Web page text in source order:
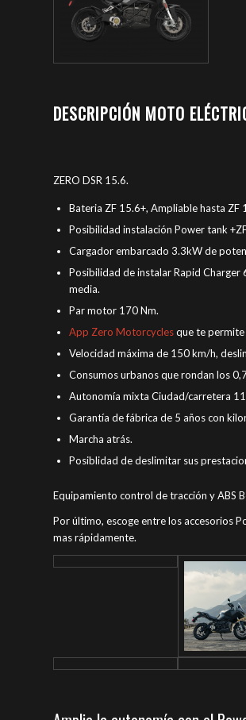
DESCRIPCIÓN MOTO
ZERO DSR 15.6.
Bateria ZF 15.6+, Ampliable hasta ZF
Posibilidad instalación Power tank
Cargador embarcado 3.3kW de
Posibilidad de instalar Rapid
media.
Par motor 170 Nm.
App Zero Motorcyclesque te
Velocidad máxima de 150 km/h,
Consumos urbanos que rondan los
Autonomía mixta Ciudad/carretera
Garantía de fábrica de 5 años con
Marcha atrás.
Posiblidad de deslimitar sus
Equipamiento control de tracción y ABS
Por último, escoge entre los accesorios
mas rápidamente.